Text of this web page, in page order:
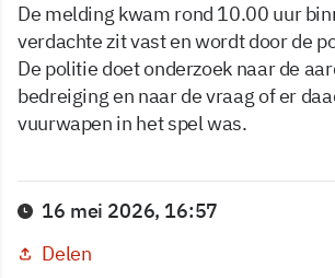
De melding kwam rond 10.00 uur
verdachte zit vast en wordt door de
De politie doet onderzoek naar de
bedreiging en naar de vraag of er
vuurwapen in het spel was.
16 mei 2026, 16:57
Delen